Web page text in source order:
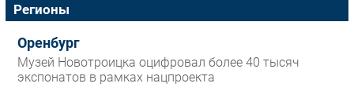
Регионы
Оренбург
Музей Новотроицка оцифровал более 40 тысяч
экспонатов в рамках нацпроекта